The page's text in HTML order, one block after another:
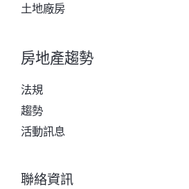
土地廠房
房地產趨勢
法規
趨勢
活動訊息
聯絡資訊